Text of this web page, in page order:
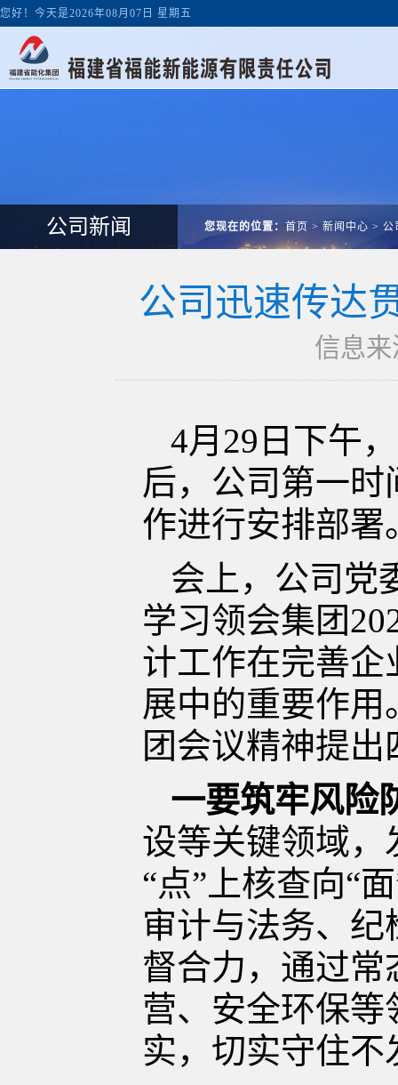
您好！今天是2026年08月07日 星期五
公司新闻 您现在的位置： 首页 > 新闻中心 > 公
公司迅速传达
信息
4月29日下午
后，公司第一
作进行安排部署
会上，公司党
学习领会集团
计工作在完善
展中的重要作
团会议精神提出
一要筑牢风险
设等关键领域
“点”上核查向“
审计与法务、
督合力，通过
营、安全环保
实，切实守住